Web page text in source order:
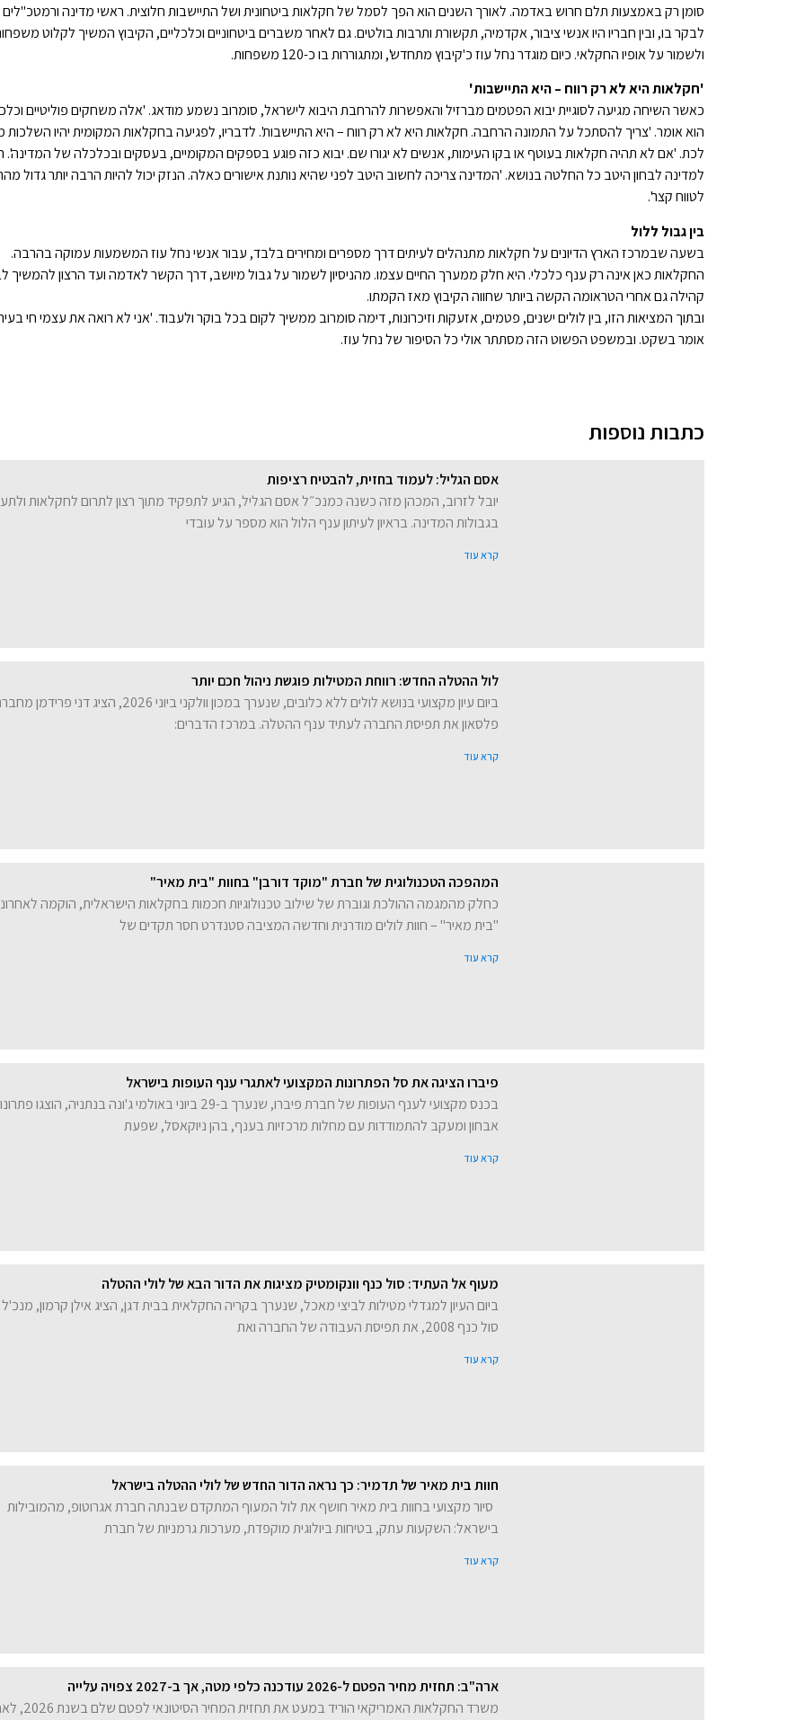
סומן רק באמצעות תלם חרוש באדמה. לאורך השנים הוא הפך לסמל של חקלאות ביטחונית ושל התיישבות חלוצית. ראשי מדינה ורמטכ"לים
לבקר בו, ובין חבריו היו אנשי ציבור, אקדמיה, תקשורת ותרבות בולטים. גם לאחר משברים ביטחוניים וכלכליים, הקיבוץ המשיך לקלוט
ולשמור על אופיו החקלאי. כיום מוגדר נחל עוז כ'קיבוץ מתחדש', ומתגוררות בו כ-120 משפחות.
'חקלאות היא לא רק רווח – היא התיישבות'
כאשר השיחה מגיעה לסוגיית יבוא הפטמים מברזיל והאפשרות להרחבת היבוא לישראל, סומרוב נשמע מודאג. 'אלה משחקים פוליטיים
הוא אומר. 'צריך להסתכל על התמונה הרחבה. חקלאות היא לא רק רווח – היא התיישבות'. לדבריו, לפגיעה בחקלאות המקומית יהיו השלכות
לכת. 'אם לא תהיה חקלאות בעוטף או בקו העימות, אנשים לא יגורו שם. יבוא כזה פוגע בספקים המקומיים, בעסקים ובכלכלה של המדינה'.
למדינה לבחון היטב כל החלטה בנושא. 'המדינה צריכה לחשוב היטב לפני שהיא נותנת אישורים כאלה. הנזק יכול להיות הרבה יותר גדול
לטווח קצר'.
בין גבול ללול
בשעה שבמרכז הארץ הדיונים על חקלאות מתנהלים לעיתים דרך מספרים ומחירים בלבד, עבור אנשי נחל עוז המשמעות עמוקה בהרבה.
החקלאות כאן אינה רק ענף כלכלי. היא חלק ממערך החיים עצמו. מהניסיון לשמור על גבול מיושב, דרך הקשר לאדמה ועד הרצון להמשיך
קהילה גם אחרי הטראומה הקשה ביותר שחווה הקיבוץ מאז הקמתו.
ובתוך המציאות הזו, בין לולים ישנים, פטמים, אזעקות וזיכרונות, דימה סומרוב ממשיך לקום בכל בוקר ולעבוד. 'אני לא רואה את עצמי חי
אומר בשקט. ובמשפט הפשוט הזה מסתתר אולי כל הסיפור של נחל עוז.
כתבות נוספות
אסם הגליל: לעמוד בחזית, להבטיח רציפות
יובל לזרוב, המכהן מזה כשנה כמנכ״ל אסם הגליל, הגיע לתפקיד מתוך רצון לתרום לחקלאות
בגבולות המדינה. בראיון לעיתון ענף הלול הוא מספר על עובדי
קרא עוד
לול ההטלה החדש: רווחת המטילות פוגשת ניהול חכם יותר
ביום עיון מקצועי בנושא לולים ללא כלובים, שנערך במכון וולקני ביוני 2026, הציג דני
פלסאון את תפיסת החברה לעתיד ענף ההטלה. במרכז הדברים:
קרא עוד
המהפכה הטכנולוגית של חברת "מוקד דורבן" בחוות "בית מאיר"
כחלק מהמגמה ההולכת וגוברת של שילוב טכנולוגיות חכמות בחקלאות הישראלית, הוקמה
"בית מאיר" – חוות לולים מודרנית וחדשה המציבה סטנדרט חסר תקדים של
קרא עוד
פיברו הציגה את סל הפתרונות המקצועי לאתגרי ענף העופות בישראל
בכנס מקצועי לענף העופות של חברת פיברו, שנערך ב-29 ביוני באולמי ג'ונה בנתניה, הוצגו
אבחון ומעקב להתמודדות עם מחלות מרכזיות בענף, בהן ניוקאסל, שפעת
קרא עוד
מעוף אל העתיד: סול כנף וונקומטיק מציגות את הדור הבא של לולי ההטלה
ביום העיון למגדלי מטילות לביצי מאכל, שנערך בקריה החקלאית בבית דגן, הציג אילן קרמון,
סול כנף 2008, את תפיסת העבודה של החברה ואת
קרא עוד
חוות בית מאיר של תדמיר: כך נראה הדור החדש של לולי ההטלה בישראל
סיור מקצועי בחוות בית מאיר חושף את לול המעוף המתקדם שבנתה חברת אגרוטופ, מהמובילות
בישראל: השקעות עתק, בטיחות ביולוגית מוקפדת, מערכות גרמניות של חברת
קרא עוד
ארה"ב: תחזית מחיר הפטם ל-2026 עודכנה כלפי מטה, אך ב-2027 צפויה עלייה
משרד החקלאות האמריקאי הוריד במעט את תחזית